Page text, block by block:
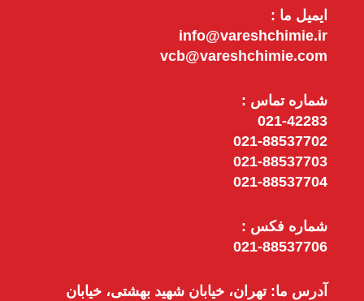
ایمیل ما :
info@vareshchimie.ir
vcb@vareshchimie.com
شماره تماس :
021-42283
021-88537702
021-88537703
021-88537704
شماره فکس :
021-88537706
آدرس ما: تهران، خیابان شهید بهشتی، خیابان